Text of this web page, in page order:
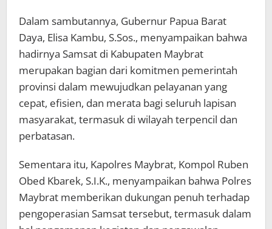
Dalam sambutannya, Gubernur Papua Barat
Daya, Elisa Kambu, S.Sos., menyampaikan bahwa
hadirnya Samsat di Kabupaten Maybrat
merupakan bagian dari komitmen pemerintah
provinsi dalam mewujudkan pelayanan yang
cepat, efisien, dan merata bagi seluruh lapisan
masyarakat, termasuk di wilayah terpencil dan
perbatasan.
Sementara itu, Kapolres Maybrat, Kompol Ruben
Obed Kbarek, S.I.K., menyampaikan bahwa Polres
Maybrat memberikan dukungan penuh terhadap
pengoperasian Samsat tersebut, termasuk dalam